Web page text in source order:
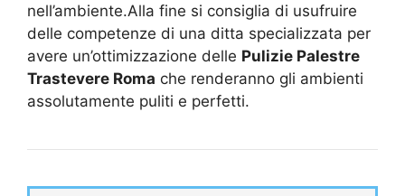
nell’ambiente.Alla fine si consiglia di usufruire
delle competenze di una ditta specializzata per
avere un’ottimizzazione delle Pulizie Palestre
Trastevere Roma che renderanno gli ambienti
assolutamente puliti e perfetti.